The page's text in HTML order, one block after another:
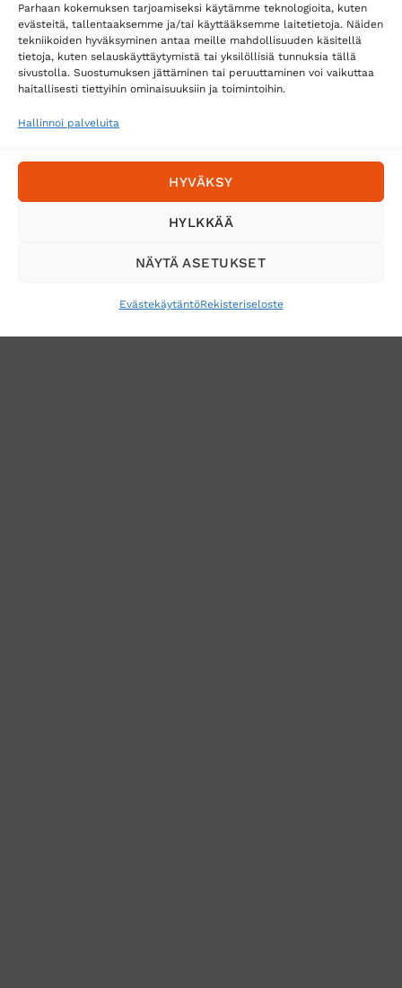
Parhaan kokemuksen tarjoamiseksi käytämme teknologioita, kuten
evästeitä, tallentaaksemme ja/tai käyttääksemme laitetietoja. Näiden
tekniikoiden hyväksyminen antaa meille mahdollisuuden käsitellä
tietoja, kuten selauskäyttäytymistä tai yksilöllisiä tunnuksia tällä
sivustolla. Suostumuksen jättäminen tai peruuttaminen voi vaikuttaa
haitallisesti tiettyihin ominaisuuksiin ja toimintoihin.
Hallinnoi palveluita
HYVÄKSY
HYLKKÄÄ
NÄYTÄ ASETUKSET
EvästekäytäntöRekisteriseloste
Toimitustavat
Posti
Matkahuolto
Tilaa uutiskirje ja saat erikoisalennuksia